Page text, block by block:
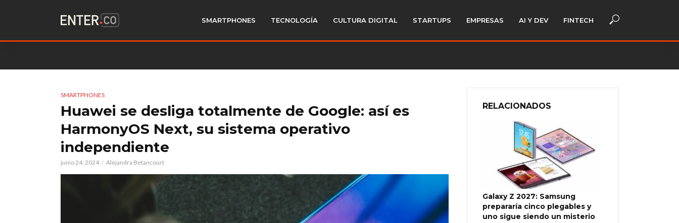
SMARTPHONES TECNOLOGÍA CULTURA DIGITAL STARTUPS EMPRESAS AI Y DEV FINTECH
SMARTPHONES
Huawei se desliga totalmente de Google: así es
HarmonyOS Next, su sistema operativo
independiente
junio 24, 2024 Alejandra Betancourt
RELACIONADOS
Galaxy Z 2027: Samsung
prepararía cinco plegables y
uno sigue siendo un misterio